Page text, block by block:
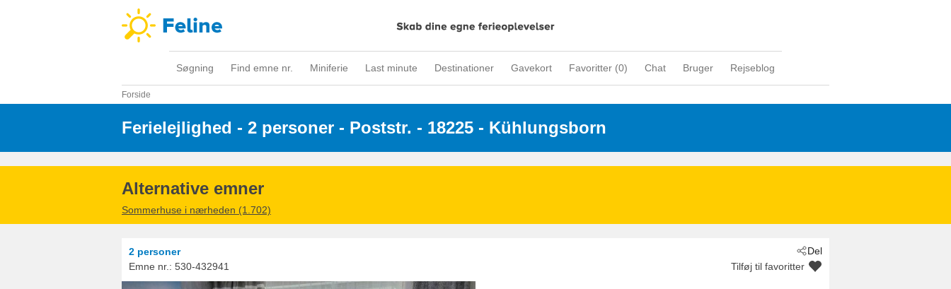
Søgning Find emne nr. Miniferie Last minute Destinationer Gavekort Favoritter (0) Chat Bruger Rejseblog
Forside
Ferielejlighed - 2 personer - Poststr. - 18225 - Kühlungsborn
Alternative emner
Sommerhuse i nærheden (1.702)
Del
2 personer
Emne nr.: 530-432941 Tilføj til favoritter